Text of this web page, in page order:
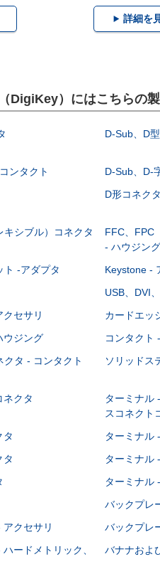
詳細を
DigiKey）にはこちらの製
D-Sub、D
ンタクト D-Sub、D-
D形コネク
シブル）コネクタ
FFC、FPC
- ハウジング
ト -アダプタ Keystone -
USB、DVI
セサリ
カードエッ
ウジング
コンタクト
クタ - コンタクト
ソリッドス
ネクタ
ターミナル
スコネクト
タ ターミナル
タ
ターミナル
ターミナル
バックプレ
クセサリ
バックプレ
ードメトリック、
バナナおよ